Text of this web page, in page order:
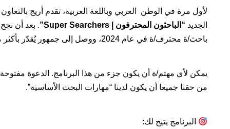
الجديد “الباحثون المحترفون | Super Searchers”
باحث/ة محترف/ة في عام 2024، ووصل إلى جمهور يُقدّر بأكثر من مليون شخص حول العالم.
يمكن لأي مهتم/ة أن يكون جزء من هذا البرنامج. الدعوة
من حقنا جميعا أن يكون لدينا “مهارات البحث الأساسية”.
البرنامج يتيح لك: